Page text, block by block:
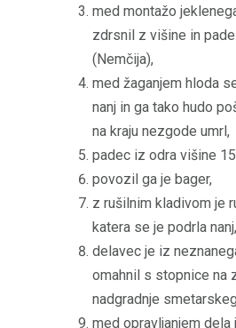
med montažo
zdrsnil z višine in
(Nemčija),
med žaganjem hloda
nanj in ga tako hudo
na kraju nezgode umrl,
padec iz odra višine
povozil ga je bager,
z rušilnim kladivom je
katera se je podrla nanj,
delavec je iz
omahnil s stopnice na
nadgradnje
med opravljanjem dela